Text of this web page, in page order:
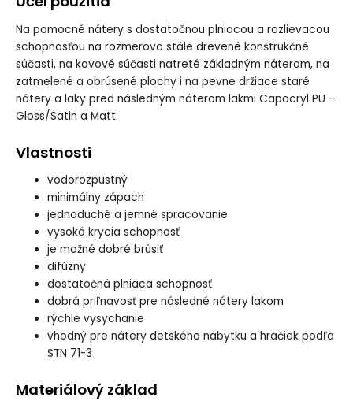
Na pomocné nátery s dostatočnou plniacou a rozlievacou
schopnosťou na rozmerovo stále drevené konštrukčné
súčasti, na kovové súčasti natreté základným náterom, na
zatmelené a obrúsené plochy i na pevne držiace staré
nátery a laky pred následným náterom lakmi Capacryl PU –
Gloss/Satin a Matt.
Vlastnosti
vodorozpustný
minimálny zápach
jednoduché a jemné spracovanie
vysoká krycia schopnosť
je možné dobré brúsiť
difúzny
dostatočná plniaca schopnosť
dobrá priľnavosť pre následné nátery lakom
rýchle vysychanie
vhodný pre nátery detského nábytku a hračiek podľa
STN 71-3
Materiálový základ